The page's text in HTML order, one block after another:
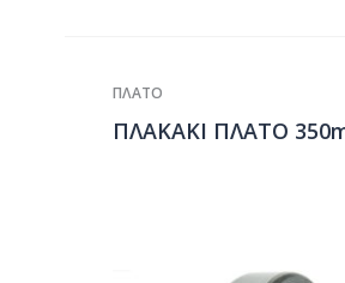
ΠΛΑΤΟ
ΠΛΑΚΑΚΙ ΠΛΑΤΟ